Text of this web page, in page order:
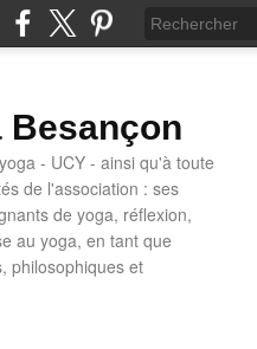
Besançon
- UCY - ainsi qu'à toute
de l'association : ses
de yoga, réflexion,
au yoga, en tant que
philosophiques et